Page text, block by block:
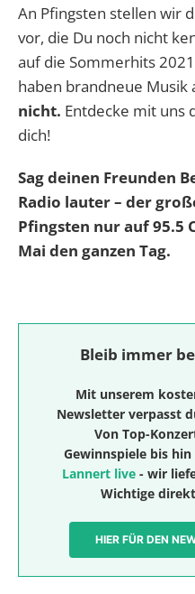
An Pfingsten stellen wir
vor, die Du noch nicht
auf die Sommerhits
haben brandneue Musik
nicht. Entdecke mit uns
dich!
Sag deinen Freunden
Radio lauter – der
Pfingsten nurauf 95.5
Mai den ganzen Tag.
Bleib immer
Mit unserem
Newsletter verpasst
Von Top-
Gewinnspiele bis hin
Lannert live- wir
Wichtige
HIER FÜR DEN